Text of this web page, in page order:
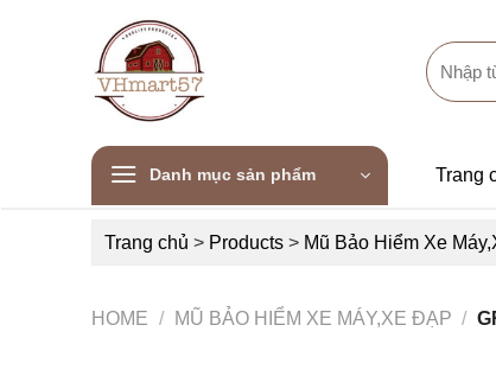
Search
for:
Danh mục sản phẩm Trang
Trang chủ > Products > Mũ Bảo Hiểm Xe
HOME / MŨ BẢO HIỂM XE MÁY,XE ĐẠP /